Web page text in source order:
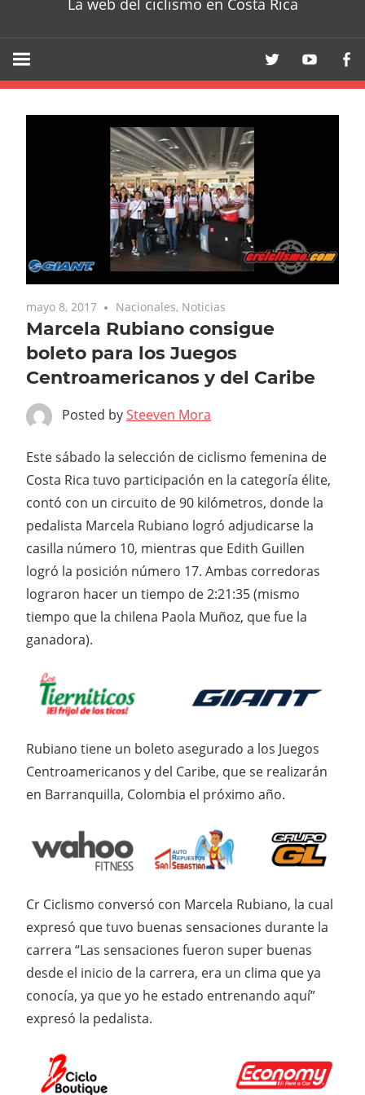
La web del ciclismo en Costa Rica
mayo 8, 2017 Nacionales, Noticias
Marcela Rubiano consigue
boleto para los Juegos
Centroamericanos y del Caribe
Posted bySteeven Mora
Este sábado la selección de ciclismo femenina de
Costa Rica tuvo participación en la categoría élite,
contó con un circuito de 90 kilómetros, donde la
pedalista Marcela Rubiano logró adjudicarse la
casilla número 10, mientras que Edith Guillen
logró la posición número 17. Ambas corredoras
lograron hacer un tiempo de 2:21:35 (mismo
tiempo que la chilena Paola Muñoz, que fue la
ganadora).
Rubiano tiene un boleto asegurado a los Juegos
Centroamericanos y del Caribe, que se realizarán
en Barranquilla, Colombia el próximo año.
Cr Ciclismo conversó con Marcela Rubiano, la cual
expresó que tuvo buenas sensaciones durante la
carrera “Las sensaciones fueron super buenas
desde el inicio de la carrera, era un clima que ya
conocía, ya que yo he estado entrenando aquí”
expresó la pedalista.